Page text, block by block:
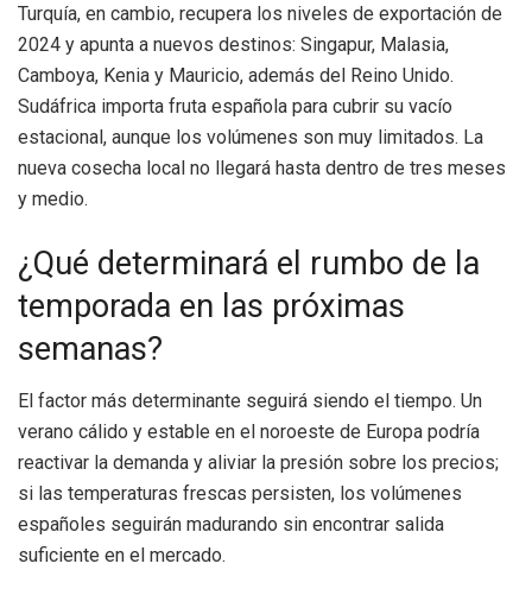
Turquía, en cambio, recupera los niveles de exportación de
2024 y apunta a nuevos destinos: Singapur, Malasia,
Camboya, Kenia y Mauricio, además del Reino Unido.
Sudáfrica importa fruta española para cubrir su vacío
estacional, aunque los volúmenes son muy limitados. La
nueva cosecha local no llegará hasta dentro de tres meses
y medio.
¿Qué determinará el rumbo de la
temporada en las próximas
semanas?
El factor más determinante seguirá siendo el tiempo. Un
verano cálido y estable en el noroeste de Europa podría
reactivar la demanda y aliviar la presión sobre los precios;
si las temperaturas frescas persisten, los volúmenes
españoles seguirán madurando sin encontrar salida
suficiente en el mercado.